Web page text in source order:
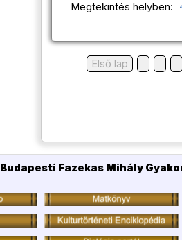
Megtekintés helyben:
Első lap
Budapesti Fazekas Mihály